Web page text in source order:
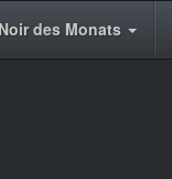
Noir des Monats